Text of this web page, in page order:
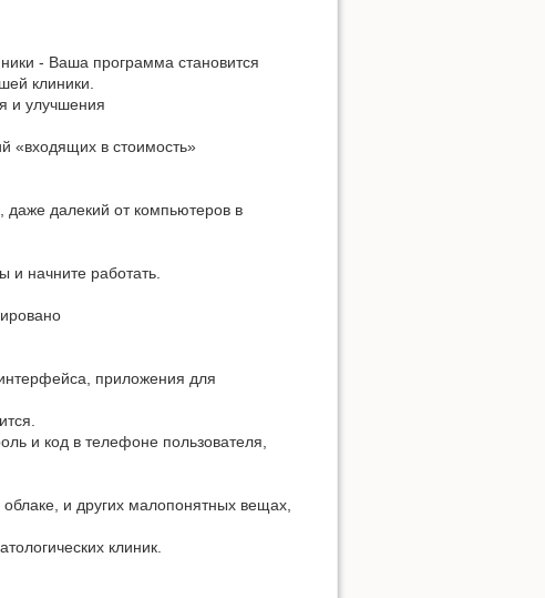
- Ваша программа становится
клиники.
и улучшения
«входящих в стоимость»
даже далекий от компьютеров в
начните работать.
приложения для
и код в телефоне пользователя,
и других малопонятных вещах,
клиник.